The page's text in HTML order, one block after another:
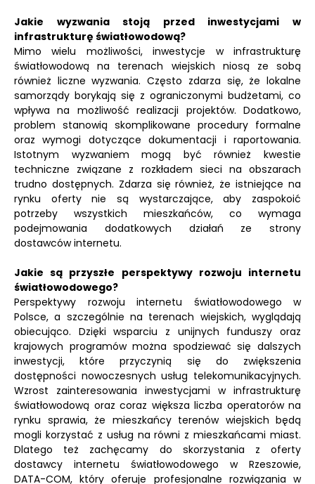
Jakie wyzwania stoją przed inwestycjami w
infrastrukturę światłowodową?
Mimo wielu możliwości, inwestycje w infrastrukturę
światłowodową na terenach wiejskich niosą ze sobą
również liczne wyzwania. Często zdarza się, że lokalne
samorządy borykają się z ograniczonymi budżetami, co
wpływa na możliwość realizacji projektów. Dodatkowo,
problem stanowią skomplikowane procedury formalne
oraz wymogi dotyczące dokumentacji i raportowania.
Istotnym wyzwaniem mogą być również kwestie
techniczne związane z rozkładem sieci na obszarach
trudno dostępnych. Zdarza się również, że istniejące na
rynku oferty nie są wystarczające, aby zaspokoić
potrzeby wszystkich mieszkańców, co wymaga
podejmowania dodatkowych działań ze strony
dostawców internetu.
Jakie są przyszłe perspektywy rozwoju internetu
światłowodowego?
Perspektywy rozwoju internetu światłowodowego w
Polsce, a szczególnie na terenach wiejskich, wyglądają
obiecująco. Dzięki wsparciu z unijnych funduszy oraz
krajowych programów można spodziewać się dalszych
inwestycji, które przyczynią się do zwiększenia
dostępności nowoczesnych usług telekomunikacyjnych.
Wzrost zainteresowania inwestycjami w infrastrukturę
światłowodową oraz coraz większa liczba operatorów na
rynku sprawia, że mieszkańcy terenów wiejskich będą
mogli korzystać z usług na równi z mieszkańcami miast.
Dlatego też zachęcamy do skorzystania z oferty
dostawcy internetu światłowodowego w Rzeszowie,
DATA-COM, który oferuje profesjonalne rozwiązania w